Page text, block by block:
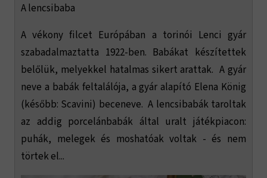
A lencsibaba
A vékony filcet Európában a torinói Lenci gyár
szabadalmaztatta 1922-ben. Babákat készítettek
belőlük, melyekkel hatalmas sikert arattak. A gyár
neve a babák feltalálója, a gyár alapító Elena König
(később: Scavini) beceneve. A lencsibabák taroltak
az addig porcelánbabák által uralt játékpiacon:
puhák, melegek és moshatóak voltak - és nem
törtek el...